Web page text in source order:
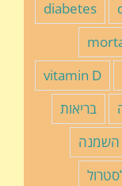
diabetes
vitamin D
בריאות
השמנה